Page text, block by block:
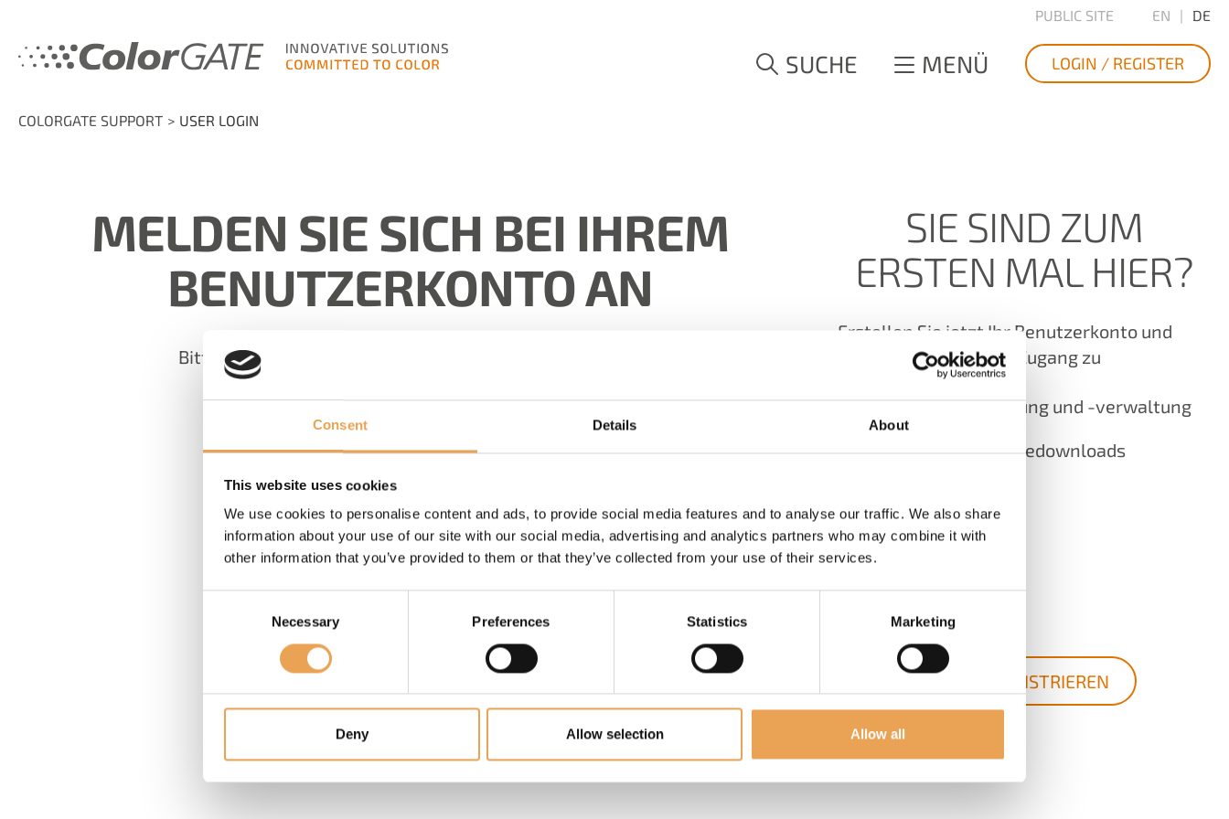
Consent Details About
This website uses cookies
We use cookies to personalise content and ads, to provide social media features and to analyse our traffic. We also share
information about your use of our site with our social media, advertising and analytics partners who may combine it with
other information that you’ve provided to them or that they’ve collected from your use of their services.
Necessary Preferences Statistics Marketing
Deny Allow selection Allow all
PUBLIC SITE EN DE
SUCHE MENÜ LOGIN / REGISTER
COLORGATE SUPPORT USER LOGIN
MELDEN SIE SICH BEI IHREM
BENUTZERKONTO AN
Bitte melden Sie sich mit Ihren Benutzerkonto-Daten an
Haben Sie Ihr Passwort vergessen?
SIE SIND ZUM
ERSTEN MAL HIER?
Erstellen Sie jetzt Ihr Benutzerkonto und
sichern Sie sich Ihren Zugang zu
Produktregistrierung und -verwaltung
Aktuellen Softwaredownloads
Tools
und vielem mehr!
JETZT REGISTRIEREN